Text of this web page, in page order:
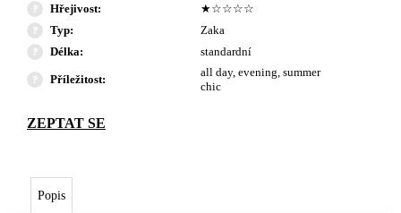
Hřejivost:
★☆☆☆☆
Typ:
Zaka
Délka: standardní
Příležitost:
all day, evening, summer
chic
Popis